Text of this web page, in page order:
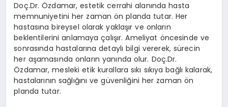
Doç.Dr. Özdamar, estetik cerrahi alanında hasta
memnuniyetini her zaman ön planda tutar. Her
hastasına bireysel olarak yaklaşır ve onların
beklentilerini anlamaya çalışır. Ameliyat öncesinde ve
sonrasında hastalarına detaylı bilgi vererek, sürecin
her aşamasında onların yanında olur. Doç.Dr.
Özdamar, mesleki etik kurallara sıkı sıkıya bağlı kalarak,
hastalarının sağlığını ve güvenliğini her zaman ön
planda tutar.